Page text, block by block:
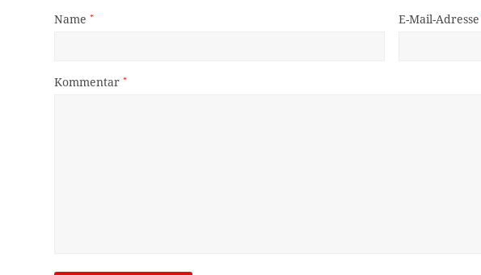
Name* E-Mail-Adresse
Kommentar*